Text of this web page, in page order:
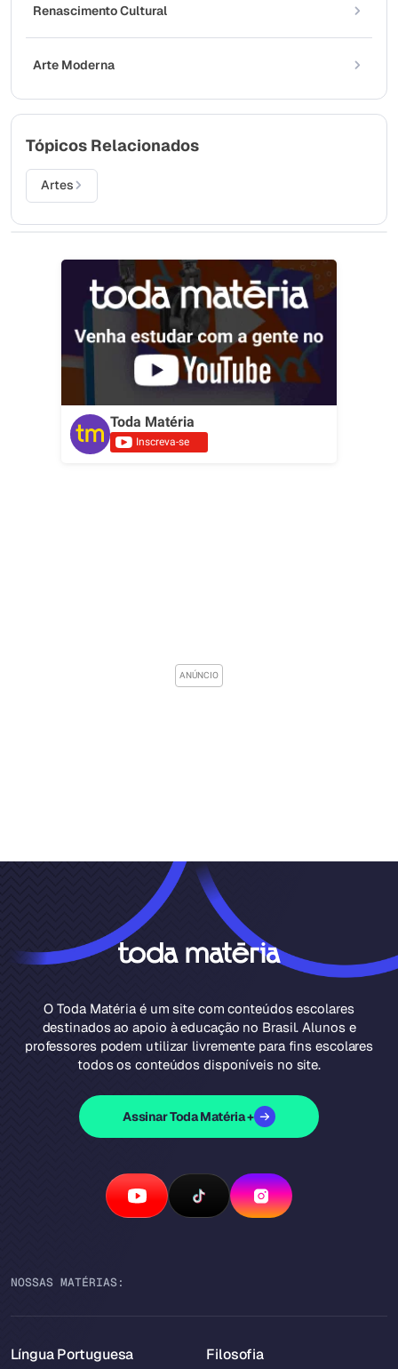
Renascimento Cultural
Arte Moderna
Tópicos Relacionados
Artes
Toda Matéria
Inscreva-se
O Toda Matéria é um site com conteúdos escolares
destinados ao apoio à educação no Brasil. Alunos e
professores podem utilizar livremente para fins escolares
todos os conteúdos disponíveis no site.
Assinar Toda Matéria +
NOSSAS MATÉRIAS:
Língua Portuguesa Filosofia